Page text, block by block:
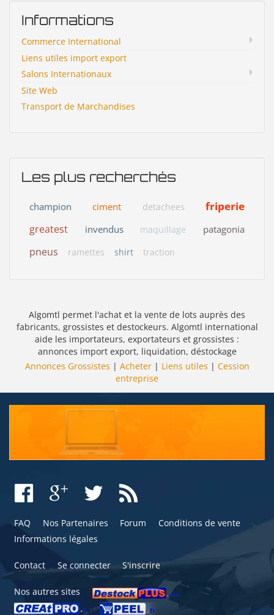
Informations
Commerce International
Liens utiles import export
Salons Internationaux
Site Web
Transport de Marchandises
Les plus recherchés
champion ciment detachees friperie
greatest invendus maquillage patagonia
pneus ramettes shirt traction
Algomtl permet l'achat et la vente de lots auprès des
fabricants, grossistes et destockeurs. Algomtl international
aide les importateurs, exportateurs et grossistes :
annonces import export, liquidation, déstockage
Annonces Grossistes | Acheter| Liens utiles | Cession
entreprise
FAQ Nos Partenaires Forum
Conditions de vente
Informations légales
Contact Se connecter S'inscrire
Nos autres sites